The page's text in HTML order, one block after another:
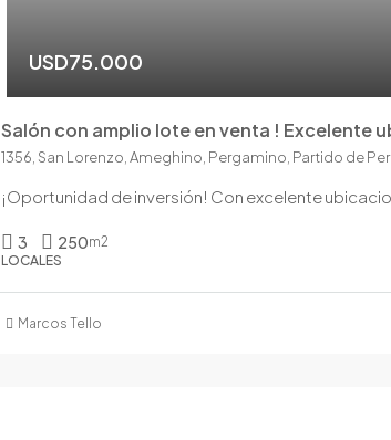
USD75.000
Salón con amplio lote en venta ! Excelente
1356, San Lorenzo, Ameghino, Pergamino, Partido de
¡Oportunidad de inversión! Con excelente
3 250m2
LOCALES
Marcos Tello